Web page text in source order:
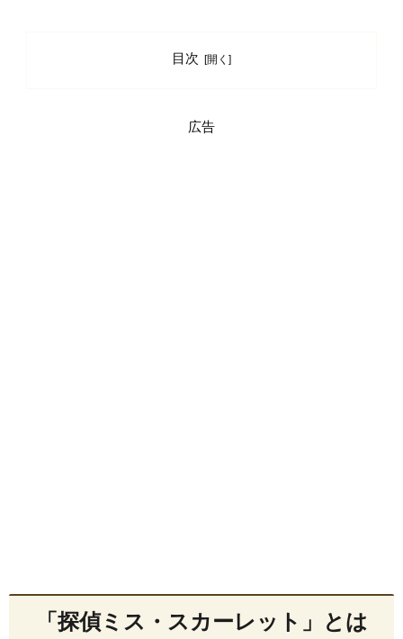
目次
広告
「探偵ミス・スカーレット」とは